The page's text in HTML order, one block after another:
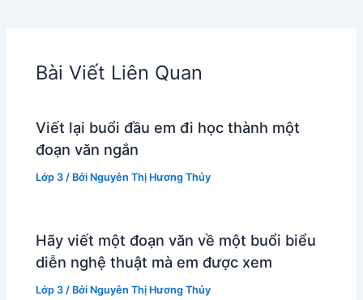
Bài Viết Liên Quan
Viết lại buổi đầu em đi học thành một
đoạn văn ngắn
Lớp 3 / Bởi Nguyễn Thị Hương Thủy
Hãy viết một đoạn văn về một buổi biểu
diễn nghệ thuật mà em được xem
Lớp 3 / Bởi Nguyễn Thị Hương Thủy